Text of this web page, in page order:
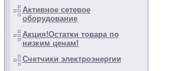
Активное сетевое
оборудование
Акция!Остатки товара по
низким ценам!
Счетчики электроэнергии